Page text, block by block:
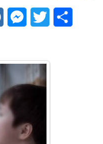
Mail.Ru Messenger
Twitter